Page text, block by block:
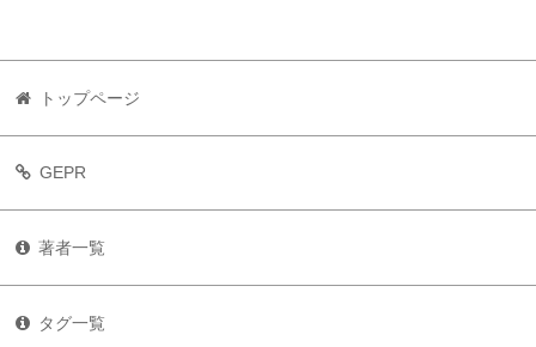
トップページ
GEPR
著者一覧
タグ一覧